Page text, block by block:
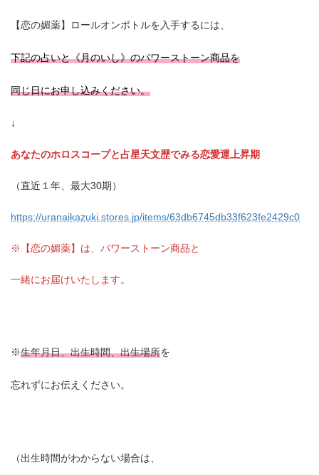
【恋の媚薬】ロールオンボトルを入手するには、
下記の占いと《月のいし》のパワーストーン商品を
同じ日にお申し込みください。
↓
あなたのホロスコープと占星天文歴でみる恋愛運上昇期
（直近１年、最大30期）
https://uranaikazuki.stores.jp/items/63db6745db33f623fe2429c0
※【恋の媚薬】は、パワーストーン商品と
一緒にお届けいたします。
※生年月日、出生時間、出生場所を
忘れずにお伝えください。
（出生時間がわからない場合は、